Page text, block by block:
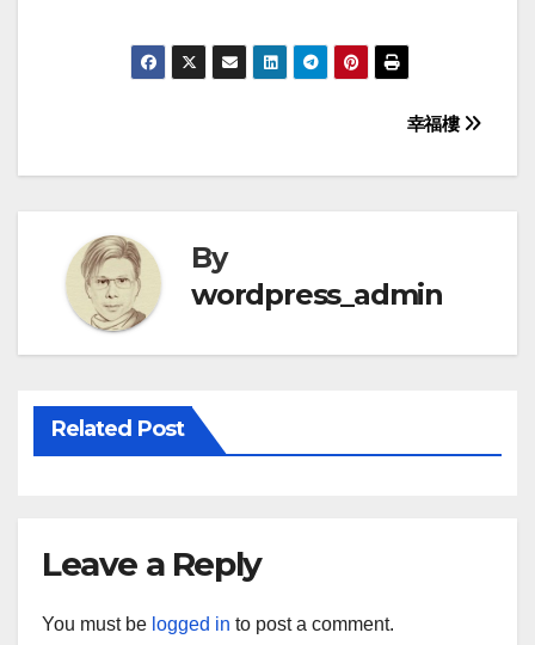
navigation
幸福樓
By
wordpress_admin
Related Post
Leave a Reply
You must be logged in to post a comment.